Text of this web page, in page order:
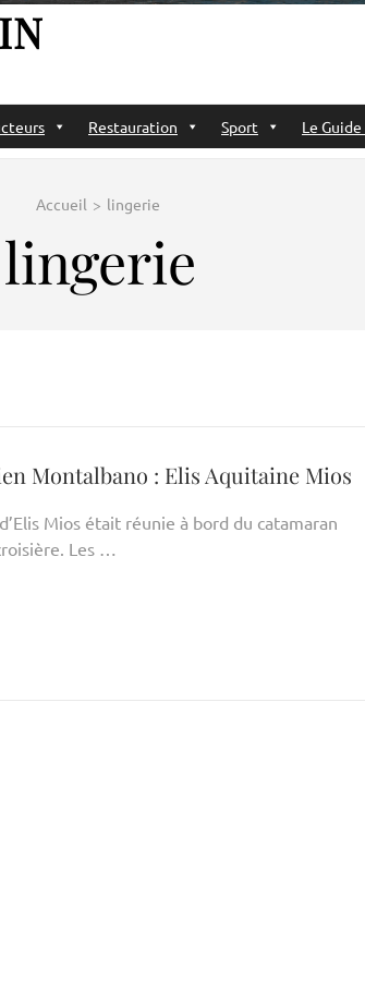
Restauration Sport Le
Accueil > lingerie
lingerie
Montalbano : Elis Aquitaine Mios
Mios était réunie à bord du catamaran
Les …